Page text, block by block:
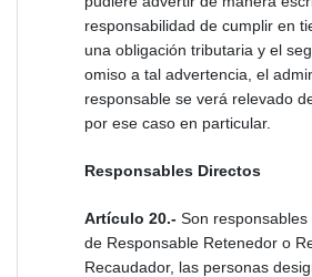
responsabilidad de cumplir en
una obligación tributaria y el
omiso a tal advertencia, el
responsable se verá relevado
por ese caso en particular.
Responsables Directos
Artículo 20.- Son
de Responsable Retenedor o
Recaudador, las personas